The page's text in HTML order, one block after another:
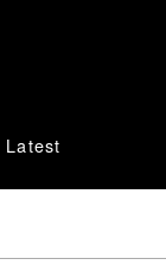
Latest